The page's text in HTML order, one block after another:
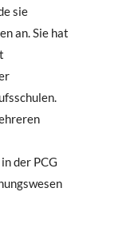
sie
an. Sie hat
der PCG